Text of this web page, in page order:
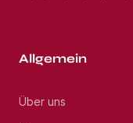
Allgemein
Über uns